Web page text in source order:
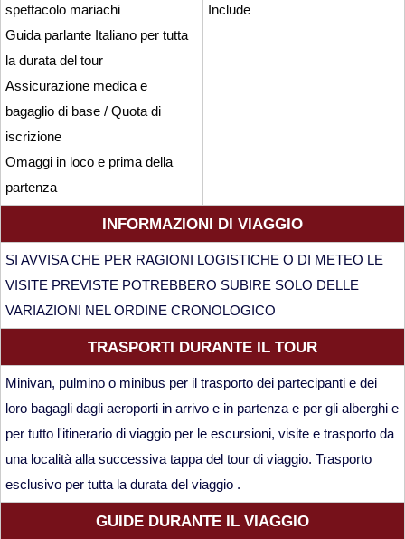
spettacolo mariachi
Guida parlante Italiano per tutta
la durata del tour
Assicurazione medica e
bagaglio di base / Quota di
iscrizione
Omaggi in loco e prima della
partenza
Include
INFORMAZIONI DI VIAGGIO
SI AVVISA CHE PER RAGIONI LOGISTICHE O DI METEO LE
VISITE PREVISTE POTREBBERO SUBIRE SOLO DELLE
VARIAZIONI NEL ORDINE CRONOLOGICO
TRASPORTI DURANTE IL TOUR
Minivan, pulmino o minibus per il trasporto dei partecipanti e dei
loro bagagli dagli aeroporti in arrivo e in partenza e per gli alberghi e
per tutto l'itinerario di viaggio per le escursioni, visite e trasporto da
una località alla successiva tappa del tour di viaggio. Trasporto
esclusivo per tutta la durata del viaggio .
GUIDE DURANTE IL VIAGGIO